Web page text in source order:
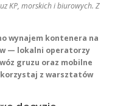
KP, morskich i biurowych. Z
wynajem kontenera na
— lokalni operatorzy
gruzu oraz mobilne
z warsztatów